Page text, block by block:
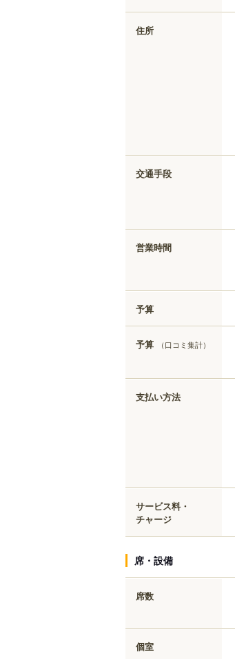
住所
交通手段
営業時間
予算
予算 （口コミ集計）
支払い方法
サービス料・
チャージ
席・設備
席数
個室